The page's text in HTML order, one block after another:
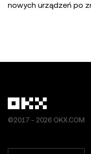
nowych urządzeń po
©2017 - 2026 OKX.COM